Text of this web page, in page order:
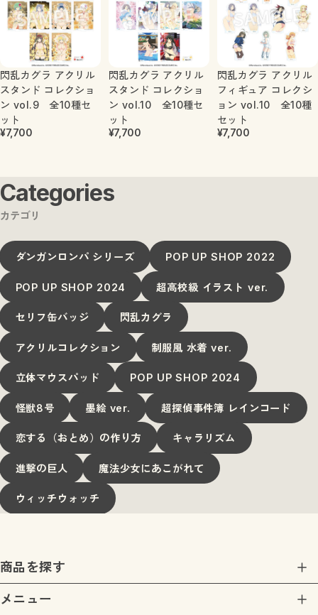
閃乱カグラ アクリル
スタンド コレクショ
ン vol.9 全10種セ
ット
¥7,700
閃乱カグラ アクリル
スタンド コレクショ
ン vol.10 全10種セ
ット
¥7,700
閃乱カグラ アクリル
フィギュア コレクシ
ョン vol.10 全10種
セット
¥7,700
Categories
カテゴリ
ダンガンロンパ シリーズ POP UP SHOP 2022
POP UP SHOP 2024 超高校級 イラスト ver.
セリフ缶バッジ 閃乱カグラ
アクリルコレクション 制服風 水着 ver.
立体マウスパッド POP UP SHOP 2024
怪獣8号 墨絵 ver. 超探偵事件簿 レインコード
恋する（おとめ）の作り方 キャラリズム
進撃の巨人 魔法少女にあこがれて
ウィッチウォッチ
商品を探す
商品一覧
メニュー